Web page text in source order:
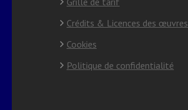
Crédits & Licences des œuvres
Cookies
Politique de confidentialité